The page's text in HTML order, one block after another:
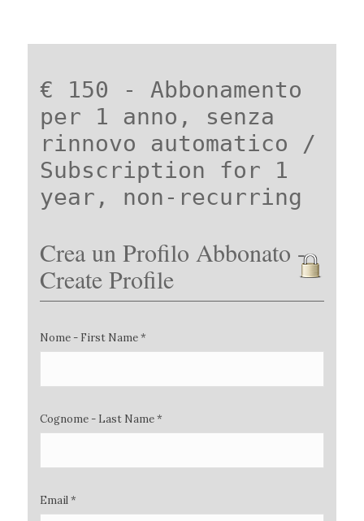
€ 150 - Abbonamento
per 1 anno, senza
rinnovo automatico /
Subscription for 1
year, non-recurring
Crea un Profilo Abbonato -
Create Profile
Nome - First Name *
Cognome - Last Name *
Email *